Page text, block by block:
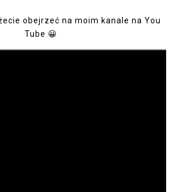
obejrzeć na moim kanale na You
Tube 😀